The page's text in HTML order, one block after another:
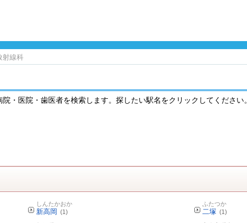
射線科
・医院・歯医者を検索します。探したい駅名をクリックしてください。
しんたかおか
新高岡 (1)
ふたつか
二塚 (1)